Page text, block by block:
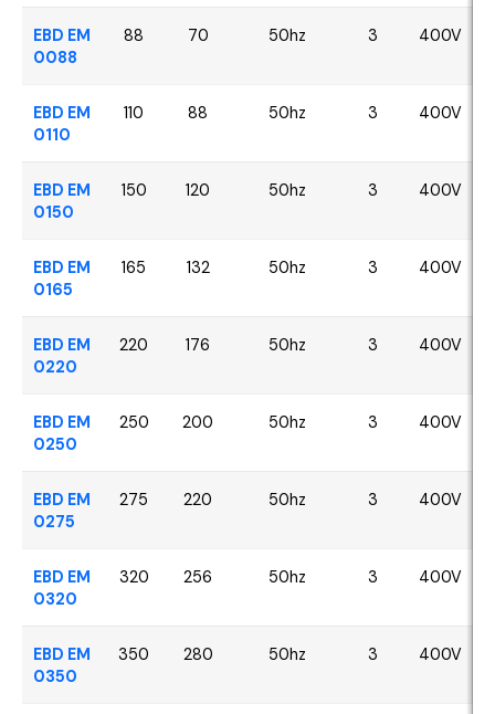
EBD EM
0088
88 70 50hz 3 400V
EBD EM
0110
110 88 50hz 3 400V
EBD EM
0150
150 120 50hz 3 400V
EBD EM
0165
165 132 50hz 3 400V
EBD EM
0220
220 176 50hz 3 400V
EBD EM
0250
250 200 50hz 3 400V
EBD EM
0275
275 220 50hz 3 400V
EBD EM
0320
320 256 50hz 3 400V
EBD EM
0350
350 280 50hz 3 400V